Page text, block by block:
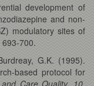
development of
and non-
modulatory sites of
693-700.
G.K. (1995).
based protocol for
Care Quality, 10,